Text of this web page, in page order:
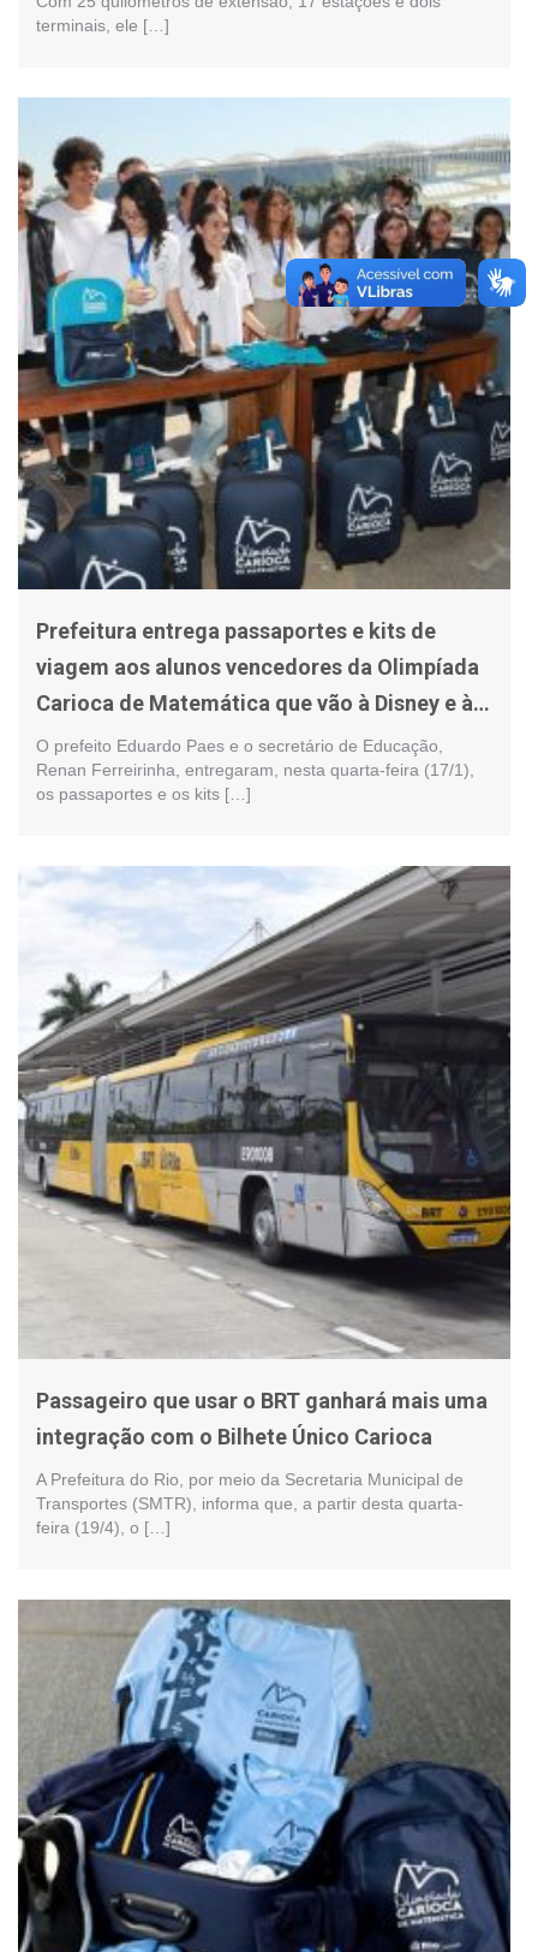
terminais, ele […]
Prefeitura entrega passaportes e kits de
viagem aos alunos vencedores da Olimpíada
Carioca de Matemática que vão à Disney e à
Nasa
O prefeito Eduardo Paes e o secretário de Educação,
Renan Ferreirinha, entregaram, nesta quarta-feira (17/1),
os passaportes e os kits […]
Passageiro que usar o BRT ganhará mais uma
integração com o Bilhete Único Carioca
A Prefeitura do Rio, por meio da Secretaria Municipal de
Transportes (SMTR), informa que, a partir desta quarta-
feira (19/4), o […]